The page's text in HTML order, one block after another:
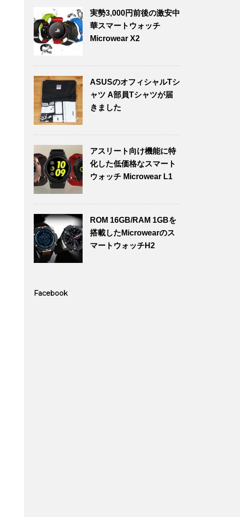
実勢3,000円前後の激安中
華スマートウォッチ
Microwear X2
ASUSのオフィシャルTシ
ャツ A部員Tシャツが届
きました
アスリート向け機能に特
化した低価格なスマート
ウォッチ Microwear L1
ROM 16GB/RAM 1GBを
搭載したMicrowearのス
マートウォッチH2
Facebook